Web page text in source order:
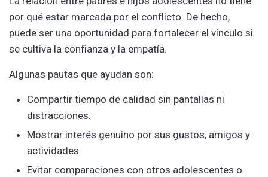
por qué estar marcada por el conflicto. De hecho,
puede ser una oportunidad para fortalecer el vínculo si
se cultiva la confianza y la empatía.
Algunas pautas que ayudan son:
Compartir tiempo de calidad sin pantallas ni
distracciones.
Mostrar interés genuino por sus gustos, amigos y
actividades.
Evitar comparaciones con otros adolescentes o